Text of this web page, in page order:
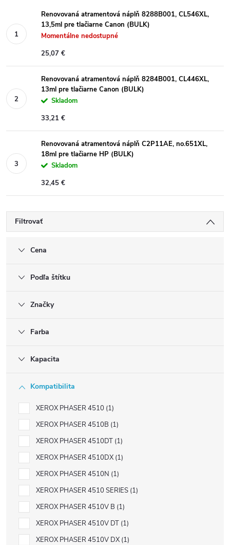
Renovovaná atramentová náplň 8288B001, CL546XL,
13,5ml pre tlačiarne Canon (BULK)
Momentálne nedostupné
25,07 €
Renovovaná atramentová náplň 8284B001, CL446XL,
13ml pre tlačiarne Canon (BULK)
Skladom
33,21 €
Renovovaná atramentová náplň C2P11AE, no.651XL,
18ml pre tlačiarne HP (BULK)
Skladom
32,45 €
Filtrovať
Cena
Podľa štítku
Značky
Farba
Kapacita
Kompatibilita
XEROX PHASER 4510 1
XEROX PHASER 4510B 1
XEROX PHASER 4510DT 1
XEROX PHASER 4510DX 1
XEROX PHASER 4510N 1
XEROX PHASER 4510 SERIES 1
XEROX PHASER 4510V B 1
XEROX PHASER 4510V DT 1
XEROX PHASER 4510V DX 1